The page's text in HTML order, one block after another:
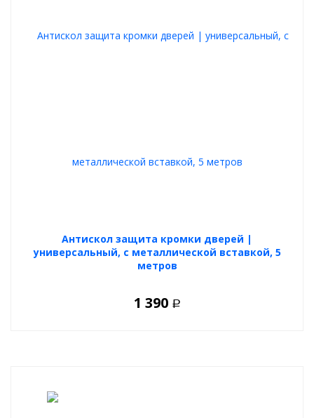
Антискол защита кромки дверей |
универсальный, с металлической вставкой, 5
метров
1 390 Р